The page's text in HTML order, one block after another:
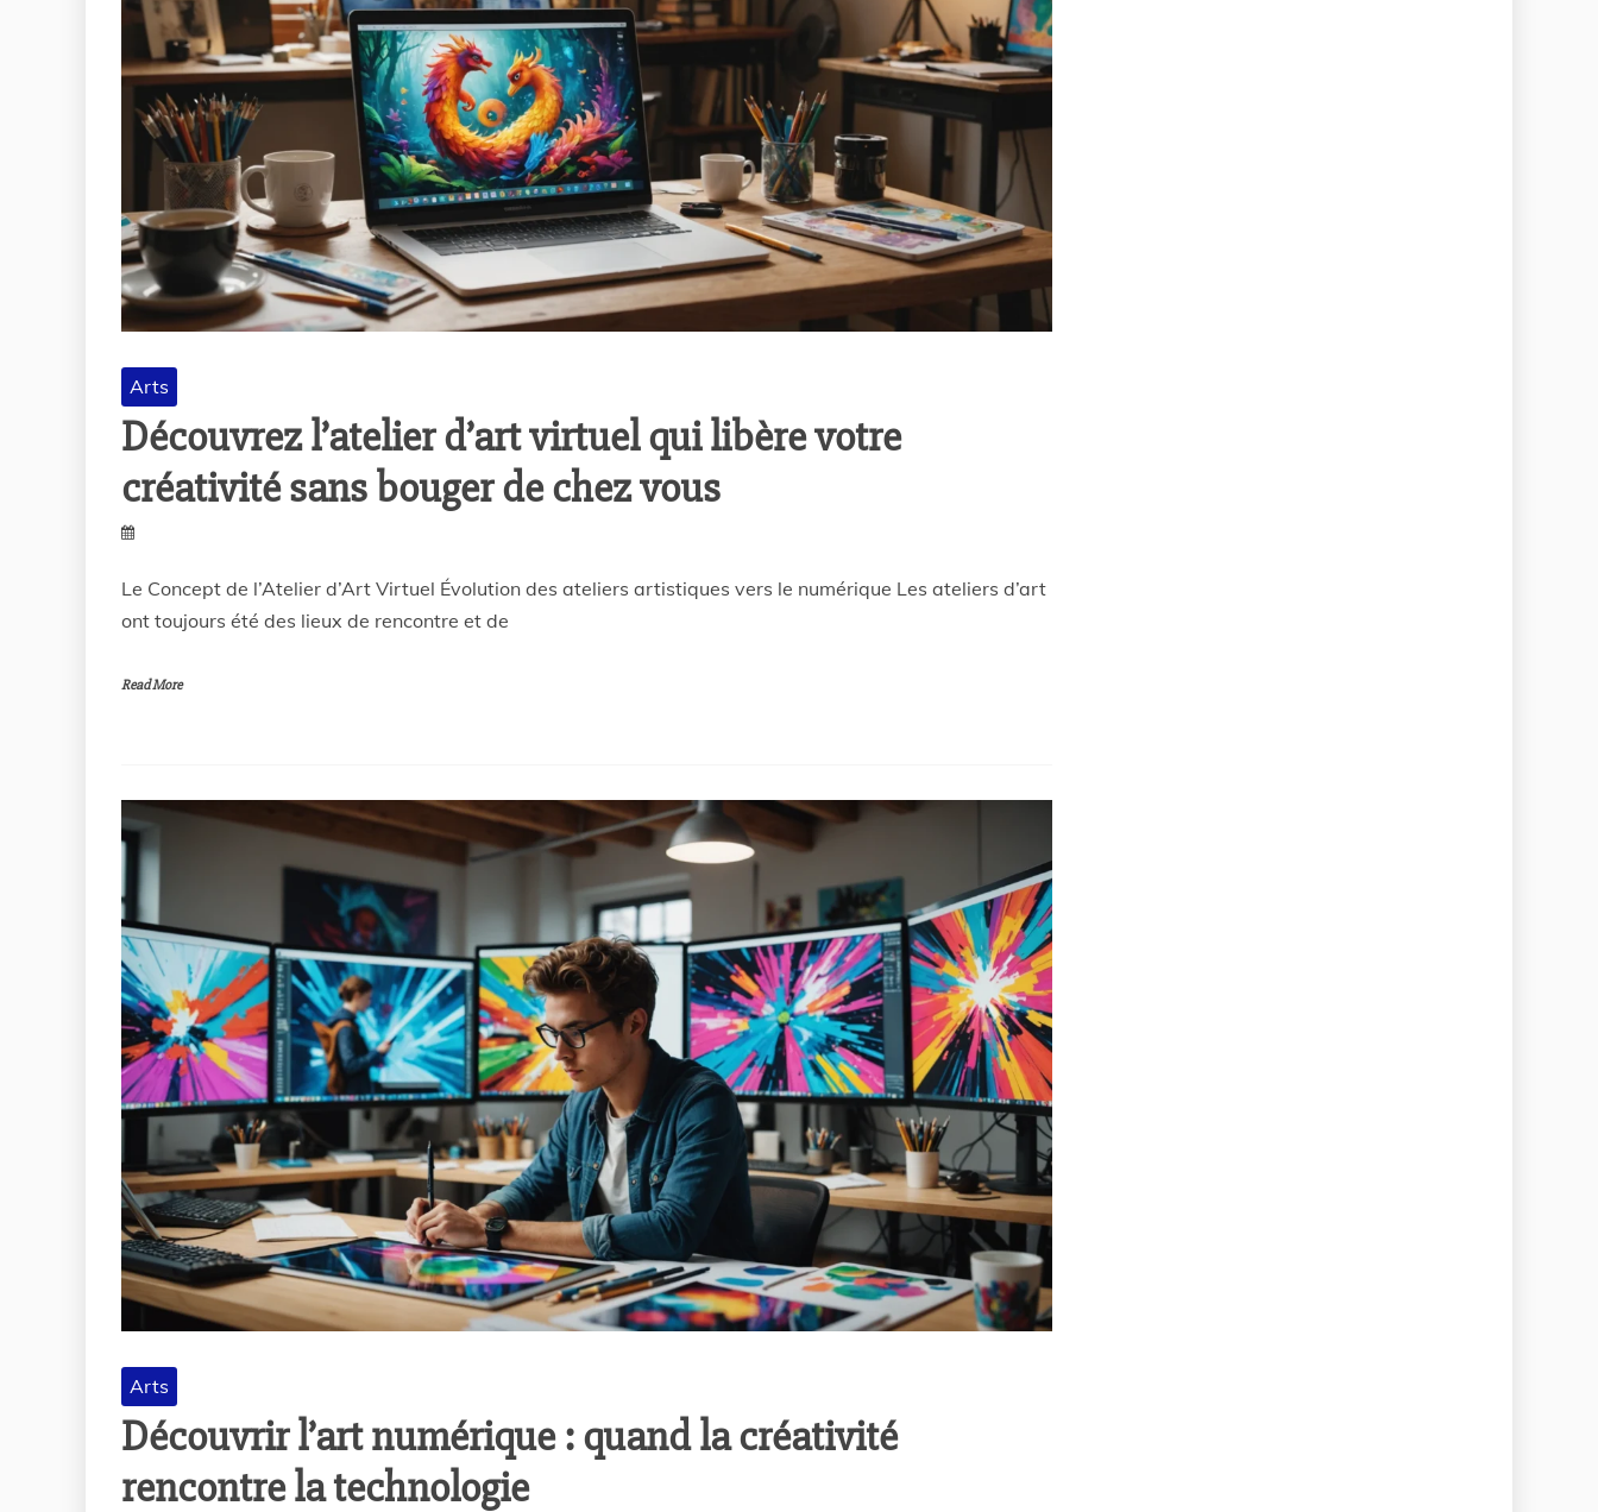
Arts
Découvrez l’atelier d’art virtuel qui libère votre
créativité sans bouger de chez vous
Le Concept de l’Atelier d’Art Virtuel Évolution des ateliers artistiques vers le numérique Les ateliers d’art
ont toujours été des lieux de rencontre et de
Read More
Arts
Découvrir l’art numérique : quand la créativité
rencontre la technologie